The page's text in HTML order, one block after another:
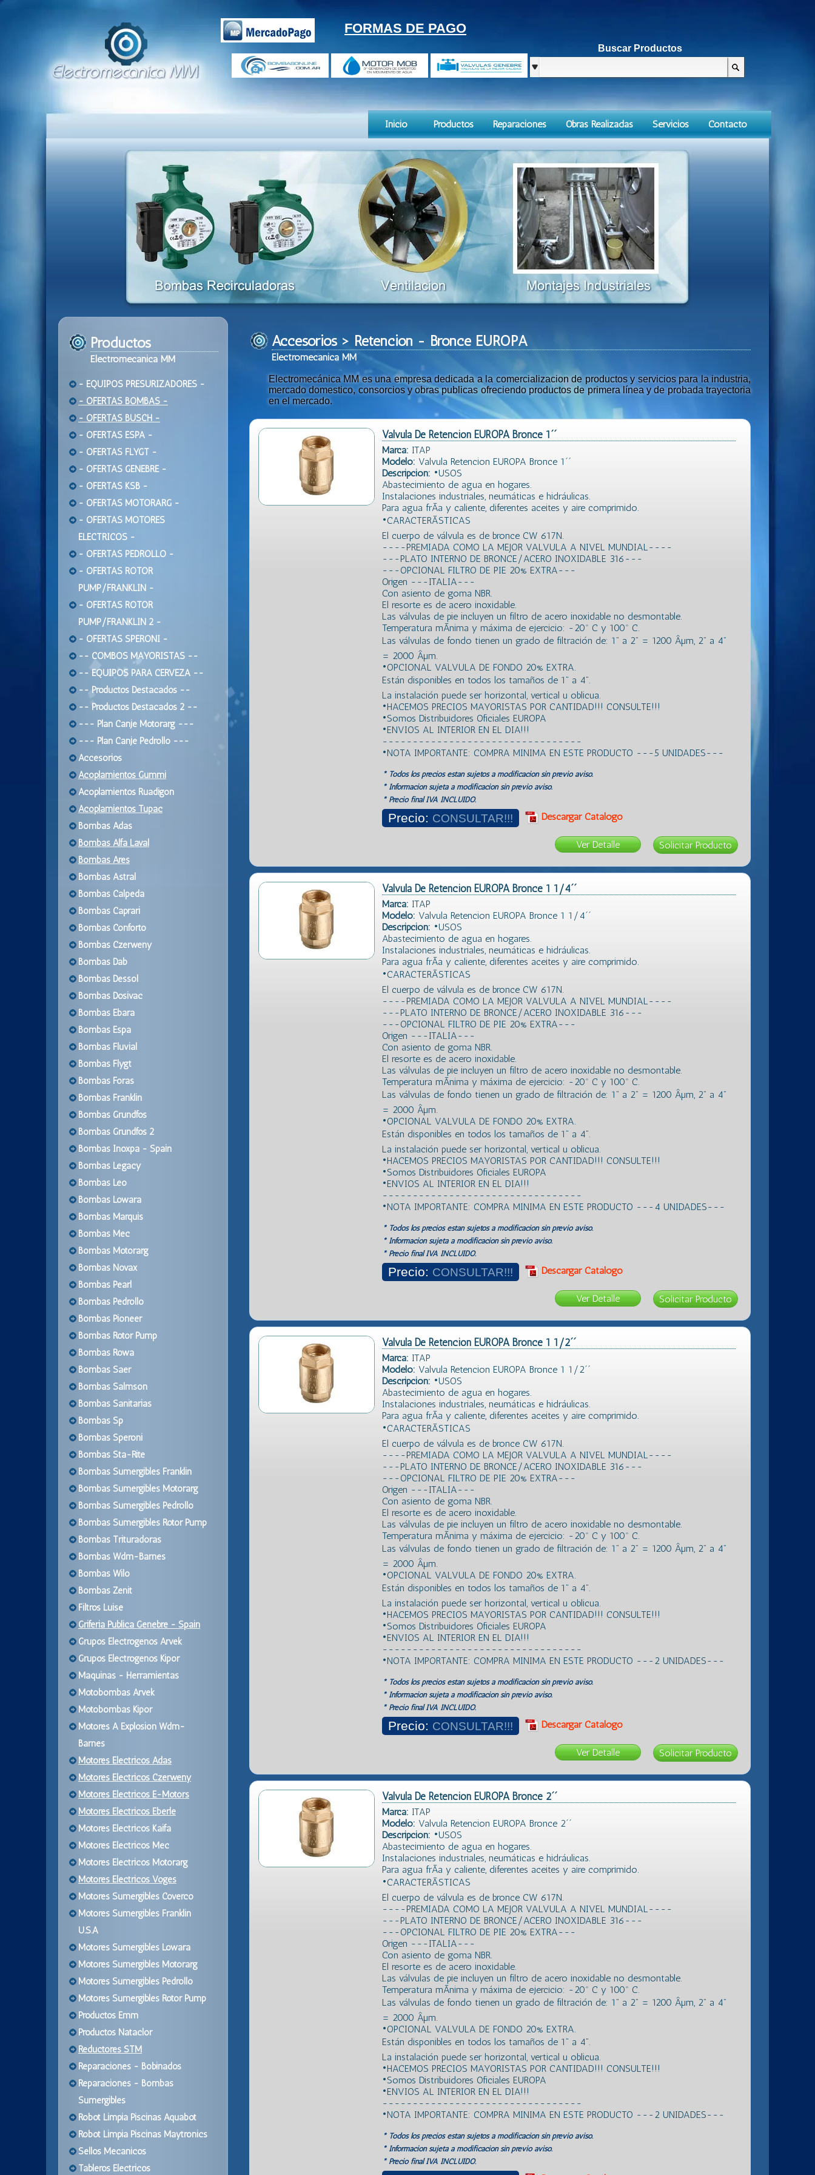
FORMAS DE PAGO
Buscar Productos
Inicio Productos Reparaciones Obras Realizadas Servicios Contacto
Productos
Electromecanica MM
- EQUIPOS PRESURIZADORES -
- OFERTAS BOMBAS -
- OFERTAS BUSCH -
- OFERTAS ESPA -
- OFERTAS FLYGT -
- OFERTAS GENEBRE -
- OFERTAS KSB -
- OFERTAS MOTORARG -
- OFERTAS MOTORES
ELECTRICOS -
- OFERTAS PEDROLLO -
- OFERTAS ROTOR
PUMP/FRANKLIN -
- OFERTAS ROTOR
PUMP/FRANKLIN 2 -
- OFERTAS SPERONI -
-- COMBOS MAYORISTAS --
-- EQUIPOS PARA CERVEZA --
-- Productos Destacados --
-- Productos Destacados 2 --
--- Plan Canje Motorarg ---
--- Plan Canje Pedrollo ---
Accesorios
Acoplamientos Gummi
Acoplamientos Ruadigon
Acoplamientos Tupac
Bombas Adas
Bombas Alfa Laval
Bombas Ares
Bombas Astral
Bombas Calpeda
Bombas Caprari
Bombas Conforto
Bombas Czerweny
Bombas Dab
Bombas Dessol
Bombas Dosivac
Bombas Ebara
Bombas Espa
Bombas Fluvial
Bombas Flygt
Bombas Foras
Bombas Franklin
Bombas Grundfos
Bombas Grundfos 2
Bombas Inoxpa - Spain
Bombas Legacy
Bombas Leo
Bombas Lowara
Bombas Marquis
Bombas Mec
Bombas Motorarg
Bombas Novax
Bombas Pearl
Bombas Pedrollo
Bombas Pioneer
Bombas Rotor Pump
Bombas Rowa
Bombas Saer
Bombas Salmson
Bombas Sanitarias
Bombas Sp
Bombas Speroni
Bombas Sta-Rite
Bombas Sumergibles Franklin
Bombas Sumergibles Motorarg
Bombas Sumergibles Pedrollo
Bombas Sumergibles Rotor Pump
Bombas Trituradoras
Bombas Wdm-Barnes
Bombas Wilo
Bombas Zenit
Filtros Luise
Griferia Publica Genebre - Spain
Grupos Electrogenos Arvek
Grupos Electrogenos Kipor
Maquinas - Herramientas
Motobombas Arvek
Motobombas Kipor
Motores A Explosion Wdm-
Barnes
Motores Electricos Adas
Motores Electricos Czerweny
Motores Electricos E-Motors
Motores Electricos Eberle
Motores Electricos Kaifa
Motores Electricos Mec
Motores Electricos Motorarg
Motores Electricos Voges
Motores Sumergibles Coverco
Motores Sumergibles Franklin
U.S.A
Motores Sumergibles Lowara
Motores Sumergibles Motorarg
Motores Sumergibles Pedrollo
Motores Sumergibles Rotor Pump
Productos Emm
Productos Nataclor
Reductores STM
Reparaciones - Bobinados
Reparaciones - Bombas
Sumergibles
Robot Limpia Piscinas Aquabot
Robot Limpia Piscinas Maytronics
Sellos Mecanicos
Tableros Electricos
Accesorios > Retencion - Bronce EUROPA
Electromecanica MM
Electromecánica MM es una empresa dedicada a la comercializacion de productos y servicios para la industria,
mercado domestico, consorcios y obras publicas ofreciendo productos de primera línea y de probada trayectoria
en el mercado.
Valvula De Retencion EUROPA Bronce 1´´
Marca: ITAP
Modelo: Valvula Retencion EUROPA Bronce 1´´
Descripción: •USOS
Abastecimiento de agua en hogares.
Instalaciones industriales, neumáticas e hidráulicas.
Para agua frÃ­a y caliente, diferentes aceites y aire comprimido.
•CARACTERÃSTICAS
El cuerpo de válvula es de bronce CW 617N.
----PREMIADA COMO LA MEJOR VALVULA A NIVEL MUNDIAL----
---PLATO INTERNO DE BRONCE/ACERO INOXIDABLE 316---
---OPCIONAL FILTRO DE PIE 20% EXTRA---
Origen ---ITALIA---
Con asiento de goma NBR.
El resorte es de acero inoxidable.
Las válvulas de pie incluyen un filtro de acero inoxidable no desmontable.
Temperatura mÃ­nima y máxima de ejercicio: -20º C y 100º C.
Las válvulas de fondo tienen un grado de filtración de: 1” a 2” = 1200 Âµm, 2” a 4”
= 2000 Âµm.
•OPCIONAL VALVULA DE FONDO 20% EXTRA.
Están disponibles en todos los tamaños de 1” a 4”.
La instalación puede ser horizontal, vertical u oblicua.
•HACEMOS PRECIOS MAYORISTAS POR CANTIDAD!!! CONSULTE!!!
•Somos Distribuidores Oficiales EUROPA
•ENVIOS AL INTERIOR EN EL DIA!!!
---------------------------------
•NOTA IMPORTANTE: COMPRA MINIMA EN ESTE PRODUCTO ---5 UNIDADES---
* Todos los precios estan sujetos a modificación sin previo aviso.
* Información sujeta a modificación sin previo aviso.
* Precio final IVA INCLUIDO.
Precio: CONSULTAR!!! Descargar Catálogo
Ver Detalle
Valvula De Retencion EUROPA Bronce 1 1/4´´
Marca: ITAP
Modelo: Valvula Retencion EUROPA Bronce 1 1/4´´
Descripción: •USOS
Abastecimiento de agua en hogares.
Instalaciones industriales, neumáticas e hidráulicas.
Para agua frÃ­a y caliente, diferentes aceites y aire comprimido.
•CARACTERÃSTICAS
El cuerpo de válvula es de bronce CW 617N.
----PREMIADA COMO LA MEJOR VALVULA A NIVEL MUNDIAL----
---PLATO INTERNO DE BRONCE/ACERO INOXIDABLE 316---
---OPCIONAL FILTRO DE PIE 20% EXTRA---
Origen ---ITALIA---
Con asiento de goma NBR.
El resorte es de acero inoxidable.
Las válvulas de pie incluyen un filtro de acero inoxidable no desmontable.
Temperatura mÃ­nima y máxima de ejercicio: -20º C y 100º C.
Las válvulas de fondo tienen un grado de filtración de: 1” a 2” = 1200 Âµm, 2” a 4”
= 2000 Âµm.
•OPCIONAL VALVULA DE FONDO 20% EXTRA.
Están disponibles en todos los tamaños de 1” a 4”.
La instalación puede ser horizontal, vertical u oblicua.
•HACEMOS PRECIOS MAYORISTAS POR CANTIDAD!!! CONSULTE!!!
•Somos Distribuidores Oficiales EUROPA
•ENVIOS AL INTERIOR EN EL DIA!!!
---------------------------------
•NOTA IMPORTANTE: COMPRA MINIMA EN ESTE PRODUCTO ---4 UNIDADES---
* Todos los precios estan sujetos a modificación sin previo aviso.
* Información sujeta a modificación sin previo aviso.
* Precio final IVA INCLUIDO.
Precio: CONSULTAR!!! Descargar Catálogo
Ver Detalle
Valvula De Retencion EUROPA Bronce 1 1/2´´
Marca: ITAP
Modelo: Valvula Retencion EUROPA Bronce 1 1/2´´
Descripción: •USOS
Abastecimiento de agua en hogares.
Instalaciones industriales, neumáticas e hidráulicas.
Para agua frÃ­a y caliente, diferentes aceites y aire comprimido.
•CARACTERÃSTICAS
El cuerpo de válvula es de bronce CW 617N.
----PREMIADA COMO LA MEJOR VALVULA A NIVEL MUNDIAL----
---PLATO INTERNO DE BRONCE/ACERO INOXIDABLE 316---
---OPCIONAL FILTRO DE PIE 20% EXTRA---
Origen ---ITALIA---
Con asiento de goma NBR.
El resorte es de acero inoxidable.
Las válvulas de pie incluyen un filtro de acero inoxidable no desmontable.
Temperatura mÃ­nima y máxima de ejercicio: -20º C y 100º C.
Las válvulas de fondo tienen un grado de filtración de: 1” a 2” = 1200 Âµm, 2” a 4”
= 2000 Âµm.
•OPCIONAL VALVULA DE FONDO 20% EXTRA.
Están disponibles en todos los tamaños de 1” a 4”.
La instalación puede ser horizontal, vertical u oblicua.
•HACEMOS PRECIOS MAYORISTAS POR CANTIDAD!!! CONSULTE!!!
•Somos Distribuidores Oficiales EUROPA
•ENVIOS AL INTERIOR EN EL DIA!!!
---------------------------------
•NOTA IMPORTANTE: COMPRA MINIMA EN ESTE PRODUCTO ---2 UNIDADES---
* Todos los precios estan sujetos a modificación sin previo aviso.
* Información sujeta a modificación sin previo aviso.
* Precio final IVA INCLUIDO.
Precio: CONSULTAR!!! Descargar Catálogo
Ver Detalle
Valvula De Retencion EUROPA Bronce 2´´
Marca: ITAP
Modelo: Valvula Retencion EUROPA Bronce 2´´
Descripción: •USOS
Abastecimiento de agua en hogares.
Instalaciones industriales, neumáticas e hidráulicas.
Para agua frÃ­a y caliente, diferentes aceites y aire comprimido.
•CARACTERÃSTICAS
El cuerpo de válvula es de bronce CW 617N.
----PREMIADA COMO LA MEJOR VALVULA A NIVEL MUNDIAL----
---PLATO INTERNO DE BRONCE/ACERO INOXIDABLE 316---
---OPCIONAL FILTRO DE PIE 20% EXTRA---
Origen ---ITALIA---
Con asiento de goma NBR.
El resorte es de acero inoxidable.
Las válvulas de pie incluyen un filtro de acero inoxidable no desmontable.
Temperatura mÃ­nima y máxima de ejercicio: -20º C y 100º C.
Las válvulas de fondo tienen un grado de filtración de: 1” a 2” = 1200 Âµm, 2” a 4”
= 2000 Âµm.
•OPCIONAL VALVULA DE FONDO 20% EXTRA.
Están disponibles en todos los tamaños de 1” a 4”.
La instalación puede ser horizontal, vertical u oblicua.
•HACEMOS PRECIOS MAYORISTAS POR CANTIDAD!!! CONSULTE!!!
•Somos Distribuidores Oficiales EUROPA
•ENVIOS AL INTERIOR EN EL DIA!!!
---------------------------------
•NOTA IMPORTANTE: COMPRA MINIMA EN ESTE PRODUCTO ---2 UNIDADES---
* Todos los precios estan sujetos a modificación sin previo aviso.
* Información sujeta a modificación sin previo aviso.
* Precio final IVA INCLUIDO.